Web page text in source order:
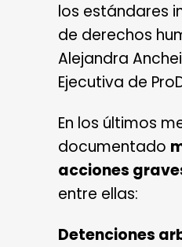
los estándares
de derechos
Alejandra
Ejecutiva de
En los últimos
documentado
acciones
entre ellas:
Detenciones